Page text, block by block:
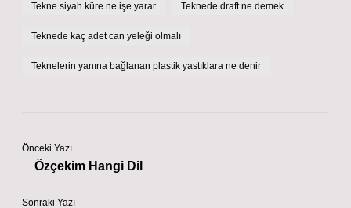
Tekne siyah küre ne işe yarar Teknede draft ne demek
Teknede kaç adet can yeleği olmalı
Teknelerin yanına bağlanan plastik yastıklara ne denir
Önceki Yazı
Özçekim Hangi Dil
Sonraki Yazı